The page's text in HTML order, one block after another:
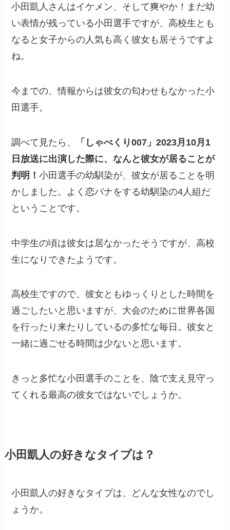
小田凱人さんはイケメン、そして爽やか！まだ幼
い表情が残っている小田選手ですが、高校生とも
なると女子からの人気も高く彼女も居そうですよ
ね。
今までの、情報からは彼女の匂わせもなかった小
田選手。
調べて見たら、
「しゃべくり007」2023月10月1
日放送に出演した際に、なんと彼女が居ることが
判明！小田選手の幼馴染が、彼女が居ることを明
かしました。よく恋バナをする幼馴染の4人組だ
ということです。
中学生の頃は彼女は居なかったそうですが、高校
生になりできたようです。
高校生ですので、彼女ともゆっくりとした時間を
過ごしたいと思いますが、大会のために世界各国
を行ったり来たりしているの多忙な毎日。彼女と
一緒に過ごせる時間は少ないと思います。
きっと多忙な小田選手のことを、陰で支え見守っ
てくれる最高の彼女ではないでしょうか。
小田凱人の好きなタイプは？
小田凱人の好きなタイプは、どんな女性なのでし
ょうか。